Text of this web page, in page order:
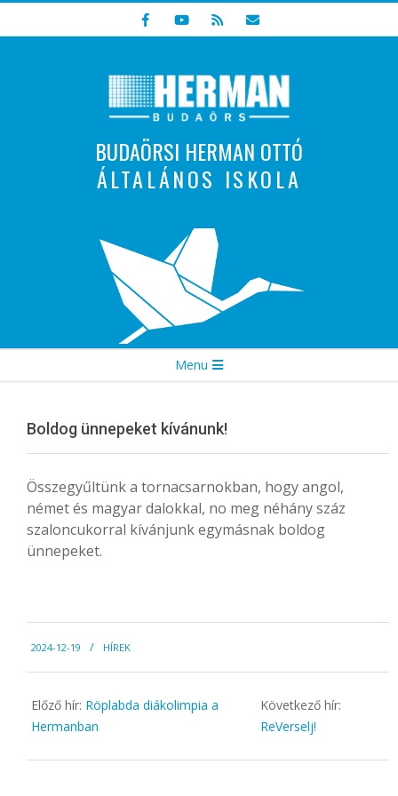
to
BUDAÖRSI HERMAN OTTÓ
ÁLTALÁNOS ISKOLA
Indulunk! Hamarosan újraindul oldalunk!
Menu
Boldog ünnepeket kívánunk!
Összegyűltünk a tornacsarnokban, hogy angol,
német és magyar dalokkal, no meg néhány száz
szaloncukorral kívánjunk egymásnak boldog
ünnepeket.
12-
19
2024-12-19 HÍREK
Előző hír: Röplabda diákolimpia a
Hermanban
Következő hír:
ReVerselj!